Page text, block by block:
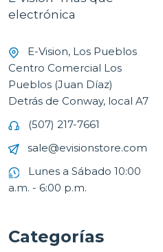
electrónica
E-Vision, Los Pueblos
Centro Comercial Los
Pueblos (Juan Díaz)
Detrás de Conway, local A7
(507) 217-7661
sale@evisionstore.com
Lunes a Sábado 10:00
a.m. - 6:00 p.m.
Categorías